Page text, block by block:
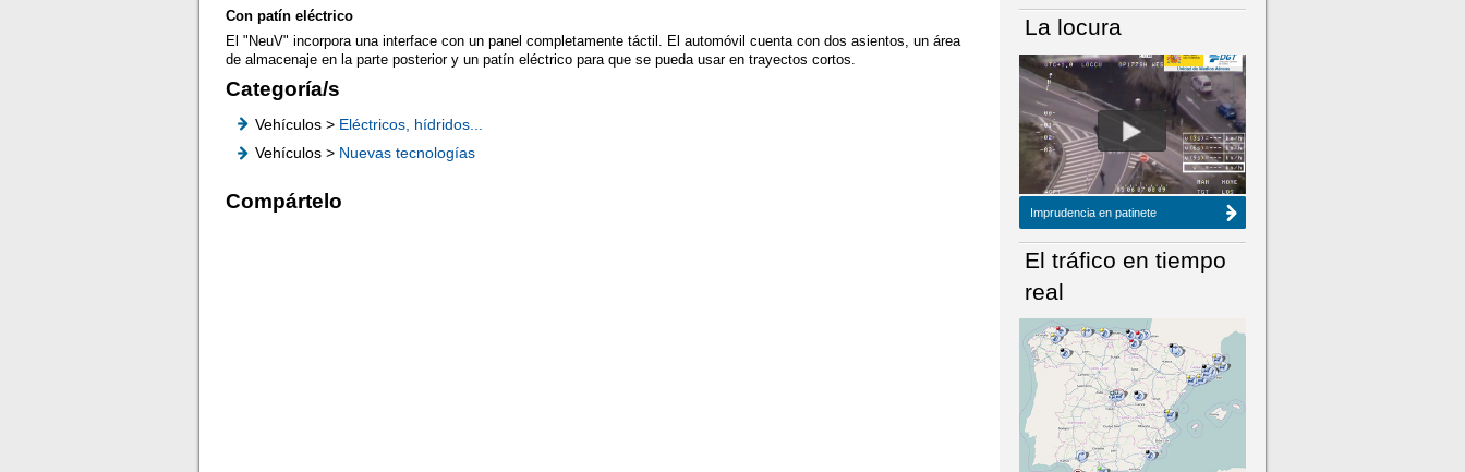
Con patín eléctrico
El "NeuV" incorpora una interface con un panel completamente táctil. El automóvil cuenta con dos asientos, un área
de almacenaje en la parte posterior y un patín eléctrico para que se pueda usar en trayectos cortos.
Categoría/s
Vehículos > Eléctricos, hídridos...
Vehículos > Nuevas tecnologías
Compártelo
NÚMERO ACTUAL HEMEROTECA
La locura
Imprudencia en patinete
El tráfico en tiempo
real